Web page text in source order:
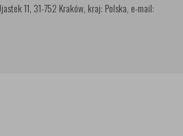
11, 31-752 Kraków, kraj: Polska, e-mail: